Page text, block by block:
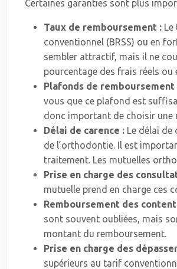
Certaines garanties sont plus
Taux de remboursement :
conventionnel (BRSS) ou en
sembler attractif, mais il ne
pourcentage des frais réels ou
Plafonds de remboursement
vous que ce plafond est
donc important de choisir une
Délai de carence : Le délai de
de l’orthodontie. Il est
traitement. Les mutuelles
Prise en charge des
mutuelle prend en charge ces
Remboursement des
sont souvent oubliées, mais
montant du remboursement.
Prise en charge des
supérieurs au tarif